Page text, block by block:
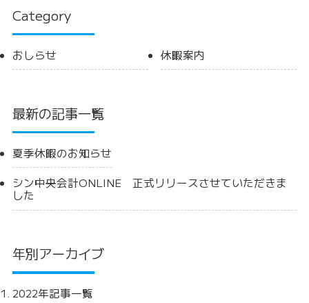
Category
おしらせ 休暇案内
最新の記事一覧
夏季休暇のお知らせ
シン中央会計ONLINE 正式リリースさせていただきま
した
年別アーカイブ
2022年記事一覧